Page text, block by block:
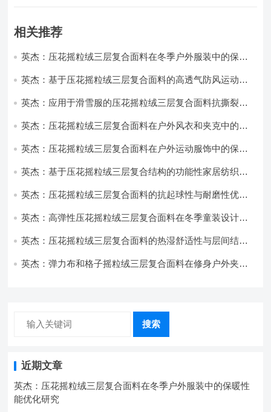
相关推荐
英杰：压花摇粒绒三层复合面料在冬季户外服装中的保暖
英杰：基于压花摇粒绒三层复合面料的高透气防风运动服
英杰：应用于滑雪服的压花摇粒绒三层复合面料抗撕裂与
英杰：压花摇粒绒三层复合面料在户外风衣和夹克中的应
英杰：压花摇粒绒三层复合面料在户外运动服饰中的保暖
英杰：基于压花摇粒绒三层复合结构的功能性家居纺织品
英杰：压花摇粒绒三层复合面料的抗起球性与耐磨性优化
英杰：高弹性压花摇粒绒三层复合面料在冬季童装设计中
英杰：压花摇粒绒三层复合面料的热湿舒适性与层间结合
英杰：弹力布和格子摇粒绒三层复合面料在修身户外夹克
搜索
近期文章
英杰：压花摇粒绒三层复合面料在冬季户外服装中的保暖性
能优化研究